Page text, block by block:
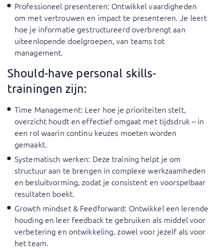
Professioneel presenteren: Ontwikkel vaardigheden
om met vertrouwen en impact te presenteren. Je leert
hoe je informatie gestructureerd overbrengt aan
uiteenlopende doelgroepen, van teams tot
management.
Should-have personal skills-
trainingen zijn:
Time Management: Leer hoe je prioriteiten stelt,
overzicht houdt en effectief omgaat met tijdsdruk – in
een rol waarin continu keuzes moeten worden
gemaakt.
Systematisch werken: Deze training helpt je om
structuur aan te brengen in complexe werkzaamheden
en besluitvorming, zodat je consistent en voorspelbaar
resultaten boekt.
Growth mindset & Feedforward: Ontwikkel een lerende
houding en leer feedback te gebruiken als middel voor
verbetering en ontwikkeling, zowel voor jezelf als voor
het team.